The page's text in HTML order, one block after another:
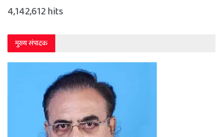
4,142,612 hits
मुख्य संपादक